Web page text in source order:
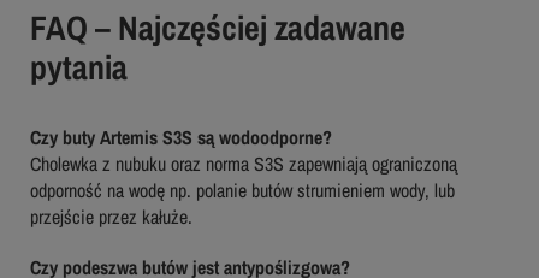
FAQ – Najczęściej zadawane
pytania
Czy buty Artemis S3S są wodoodporne?
Cholewka z nubuku oraz norma S3S zapewniają ograniczoną
odporność na wodę np. polanie butów strumieniem wody, lub
przejście przez kałuże.
Czy podeszwa butów jest antypoślizgowa?